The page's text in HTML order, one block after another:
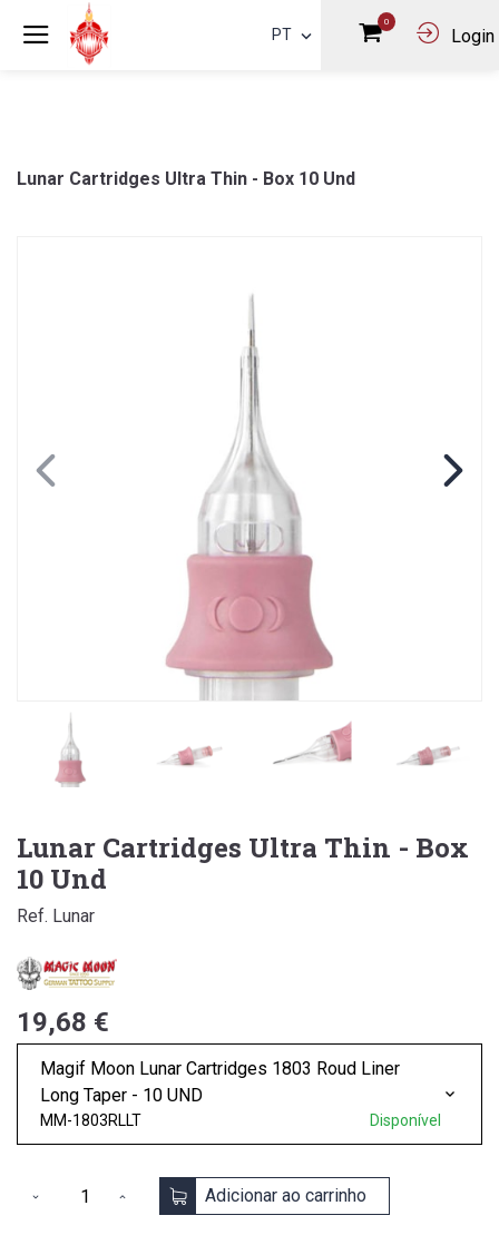
PT
0
Login
Lunar Cartridges Ultra Thin - Box 10 Und
Lunar Cartridges Ultra Thin - Box
10 Und
Ref. Lunar
19,68 €
Magif Moon Lunar Cartridges 1803 Roud Liner
Long Taper - 10 UND
MM-1803RLLT Disponível
Adicionar ao carrinho